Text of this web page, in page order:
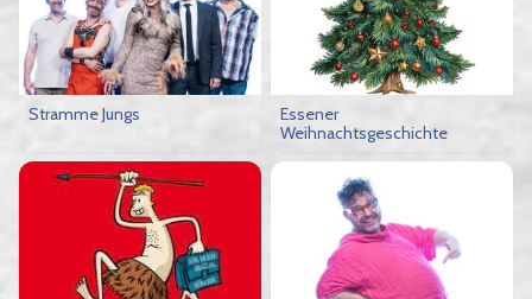
Stramme Jungs
Essener
Weihnachtsgeschichte